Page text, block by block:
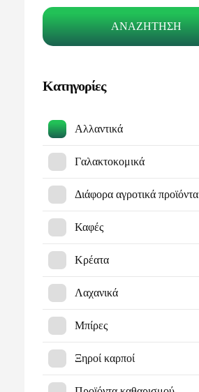
ΑΝΑΖΉΤΗΣΗ
Κατηγορίες
Αλλαντικά
Γαλακτοκομικά
Διάφορα αγροτικά προϊόντα
Καφές
Κρέατα
Λαχανικά
Μπίρες
Ξηροί καρποί